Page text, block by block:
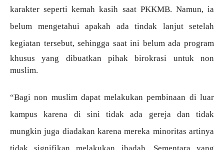
karakter seperti kemah kasih saat PKKMB. Namun, ia
belum mengetahui apakah ada tindak lanjut setelah
kegiatan tersebut, sehingga saat ini belum ada program
khusus yang dibuatkan pihak birokrasi untuk non
muslim.
“Bagi non muslim dapat melakukan pembinaan di luar
kampus karena di sini tidak ada gereja dan tidak
mungkin juga diadakan karena mereka minoritas artinya